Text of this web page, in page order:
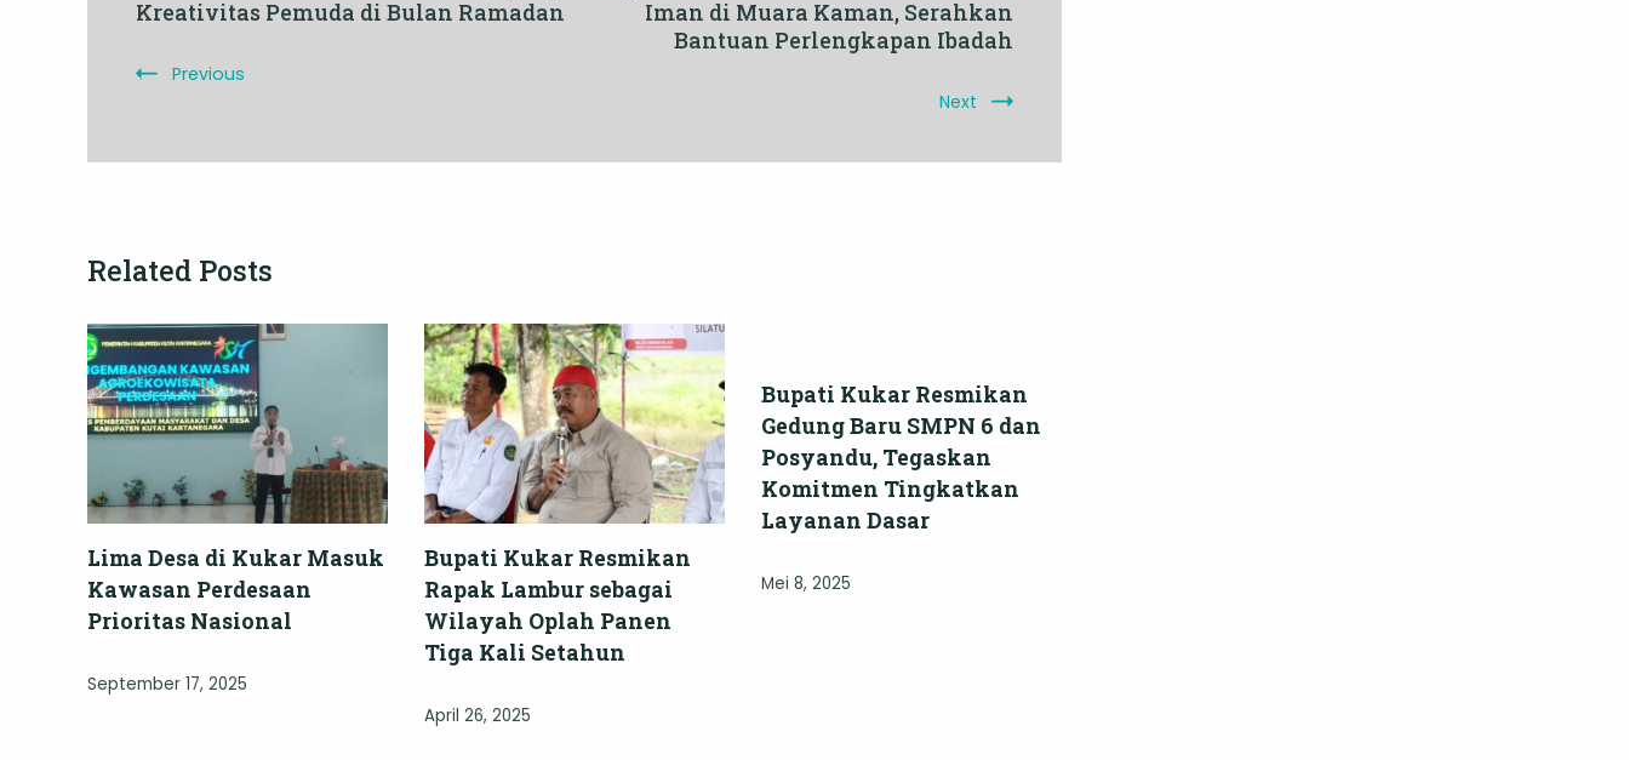
Navigation
Kreativitas Pemuda di Bulan Ramadan
Previous
Iman di Muara Kaman, Serahkan
Bantuan Perlengkapan Ibadah
Next
Related Posts
Lima Desa di Kukar Masuk
Kawasan Perdesaan
Prioritas Nasional
September 17, 2025
Bupati Kukar Resmikan
Rapak Lambur sebagai
Wilayah Oplah Panen
Tiga Kali Setahun
April 26, 2025
Bupati Kukar Resmikan
Gedung Baru SMPN 6 dan
Posyandu, Tegaskan
Komitmen Tingkatkan
Layanan Dasar
Mei 8, 2025